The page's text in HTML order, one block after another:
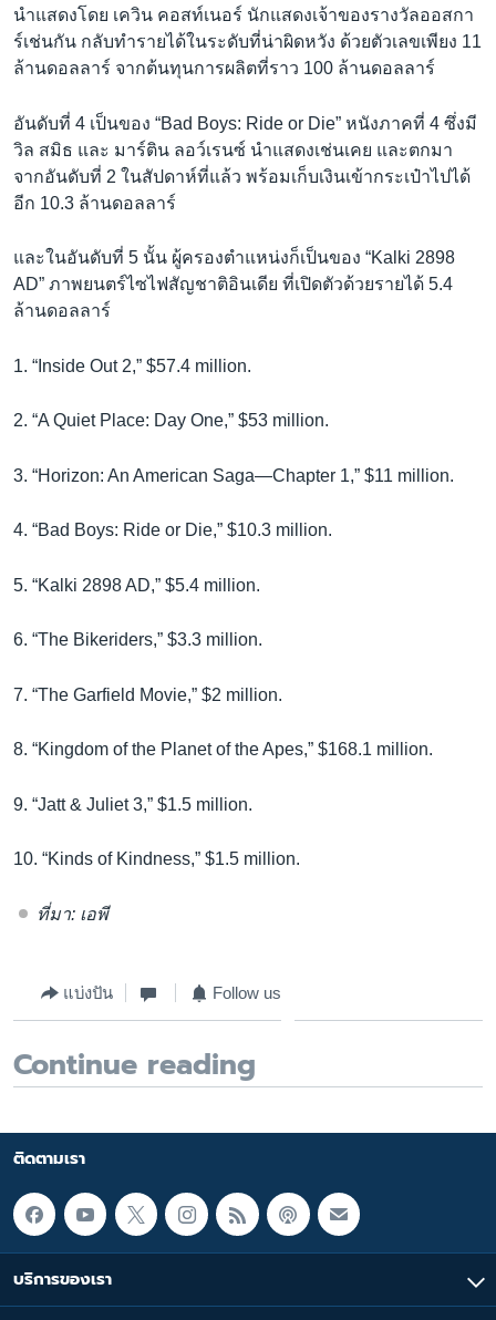
นำแสดงโดย เควิน คอสท์เนอร์ นักแสดงเจ้าของรางวัลออสกา
ร์เช่นกัน กลับทำรายได้ในระดับที่น่าผิดหวัง ด้วยตัวเลขเพียง 11
ล้านดอลลาร์ จากต้นทุนการผลิตที่ราว 100 ล้านดอลลาร์
อันดับที่ 4 เป็นของ “Bad Boys: Ride or Die” หนังภาคที่ 4 ซึ่งมี
วิล สมิธ และ มาร์ติน ลอว์เรนซ์ นำแสดงเช่นเคย และตกมา
จากอันดับที่ 2 ในสัปดาห์ที่แล้ว พร้อมเก็บเงินเข้ากระเป๋าไปได้
อีก 10.3 ล้านดอลลาร์
และในอันดับที่ 5 นั้น ผู้ครองตำแหน่งก็เป็นของ “Kalki 2898
AD” ภาพยนตร์ไซไฟสัญชาติอินเดีย ที่เปิดตัวด้วยรายได้ 5.4
ล้านดอลลาร์
1. “Inside Out 2,” $57.4 million.
2. “A Quiet Place: Day One,” $53 million.
3. “Horizon: An American Saga—Chapter 1,” $11 million.
4. “Bad Boys: Ride or Die,” $10.3 million.
5. “Kalki 2898 AD,” $5.4 million.
6. “The Bikeriders,” $3.3 million.
7. “The Garfield Movie,” $2 million.
8. “Kingdom of the Planet of the Apes,” $168.1 million.
9. “Jatt & Juliet 3,” $1.5 million.
10. “Kinds of Kindness,” $1.5 million.
ที่มา: เอพี
แบ่งปัน Follow us
Continue reading
ติดตามเรา
บริการของเรา